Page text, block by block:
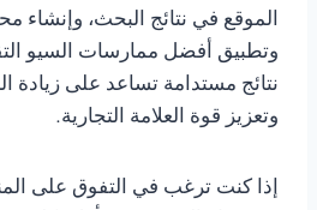
الموقع في نتائج البحث، وإنشاء
وتطبيق أفضل ممارسات السيو
نتائج مستدامة تساعد على زيادة
وتعزيز قوة العلامة التجارية.
إذا كنت ترغب في التفوق على